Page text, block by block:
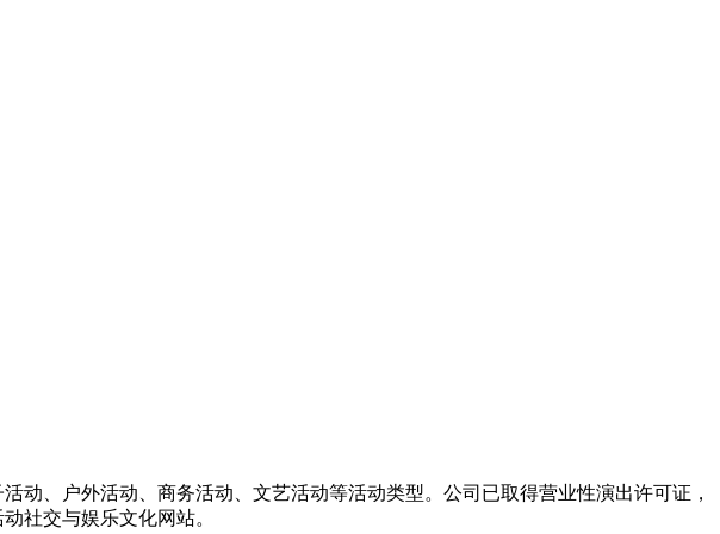
、户外活动、商务活动、文艺活动等活动类型。公司已取得营业性演出许可证，
社交与娱乐文化网站。